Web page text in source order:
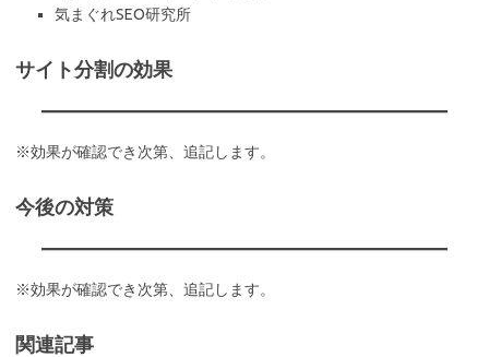
気まぐれSEO研究所
サイト分割の効果
※効果が確認でき次第、追記します。
今後の対策
※効果が確認でき次第、追記します。
関連記事